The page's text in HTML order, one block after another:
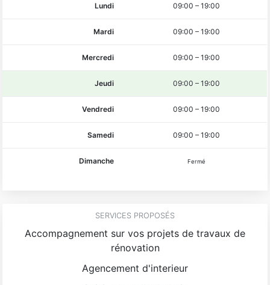
Lundi 09:00 –19:00
Mardi 09:00 –19:00
Mercredi 09:00 –19:00
Jeudi 09:00 –19:00
Vendredi 09:00 –19:00
Samedi 09:00 –19:00
Dimanche Fermé
SERVICES PROPOSÉS
Accompagnement sur vos projets de travaux de
rénovation
Agencement d'interieur